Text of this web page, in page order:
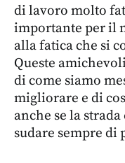
di lavoro molto
importante per il
alla fatica che si
Queste
di come siamo
migliorare e di
anche se la
sudare sempre di